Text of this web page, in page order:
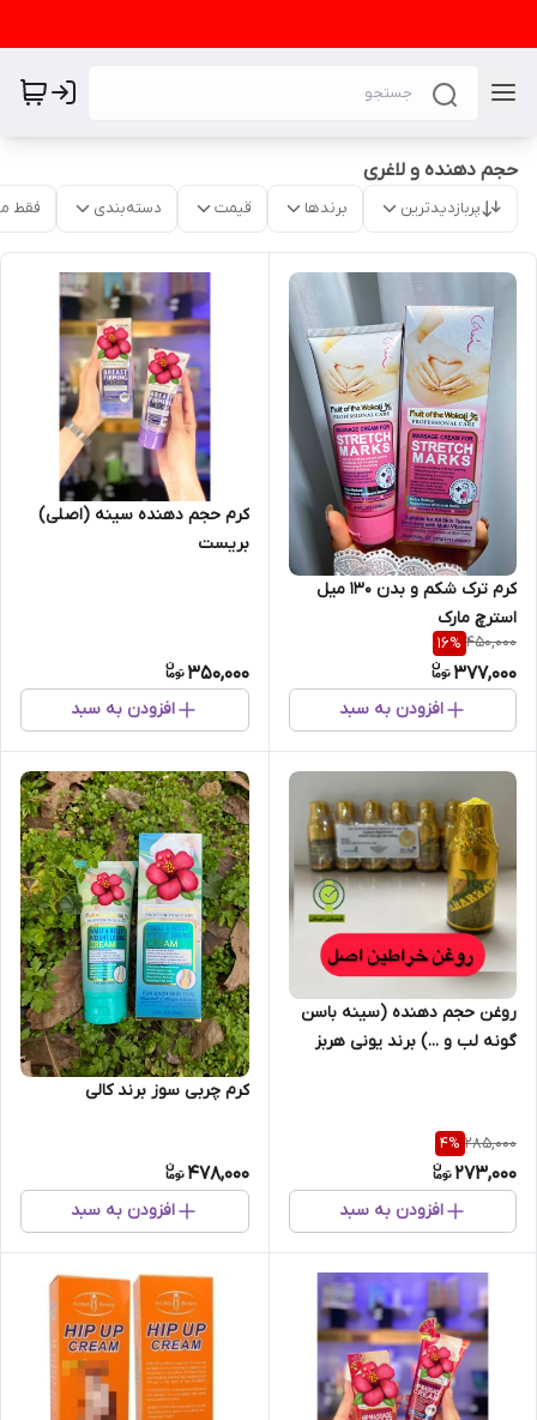
حجم دهنده و لاغری
پربازدیدترین برندها قیمت دسته‌بندی فقط
کرم ترک شکم و بدن ۱۳۰ میل
استرچ مارک
450,000
16%
377,000
افزودن به سبد
کرم حجم دهنده سینه (اصلی)
بریست
350,000
افزودن به سبد
روغن حجم دهنده (سینه باسن
گونه لب و ...) برند یونی هربز
285,000
4%
273,000
افزودن به سبد
کرم چربی سوز برند کالی
478,000
افزودن به سبد